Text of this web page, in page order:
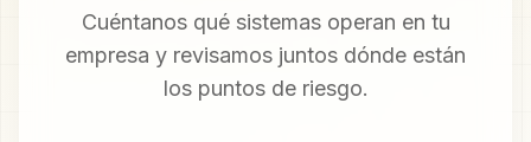
Cuéntanos qué sistemas operan en tu
empresa y revisamos juntos dónde están
los puntos de riesgo.